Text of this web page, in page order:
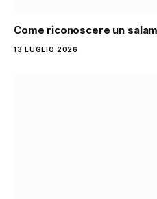
Come riconoscere un
13 LUGLIO 2026